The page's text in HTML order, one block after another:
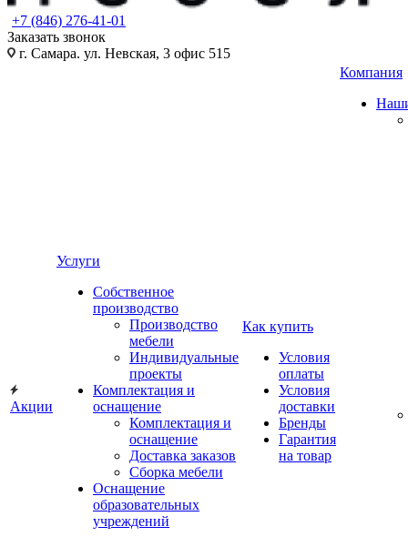
+7 (846) 276-41-01
Заказать звонок
г. Самара. ул. Невская, 3 офис 515
Акции
Услуги
Собственное
производство
Производство
мебели
Индивидуальные
проекты
Комплектация и
оснащение
Комплектация и
оснащение
Доставка заказов
Сборка мебели
Оснащение
образовательных
учреждений
Как купить
Условия
оплаты
Условия
доставки
Бренды
Гарантия
на товар
Компания